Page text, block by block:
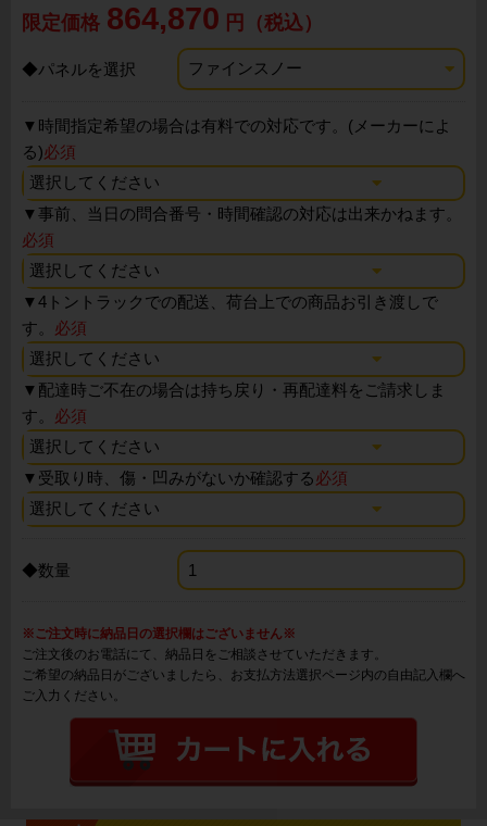
限定価格 864,870 円（税込）
◆パネルを選択
▼ 時間指定希望の場合は有料での対応です。(メーカーによ
る)必須
▼事前、当日の問合番号・時間確認の対応は出来かねます。
必須
▼4トントラックでの配送、荷台上での商品お引き渡しで
す。 必須
▼ 配達時ご不在の場合は持ち戻り・再配達料をご請求しま
す。 必須
▼ 受取り時、傷・凹みがないか確認する必須
◆数量
※ご注文時に納品日の選択欄はございません※
ご注文後のお電話にて、納品日をご相談させていただきます。
ご希望の納品日がございましたら、お支払方法選択ページ内の自由記入欄へ
ご入力ください。